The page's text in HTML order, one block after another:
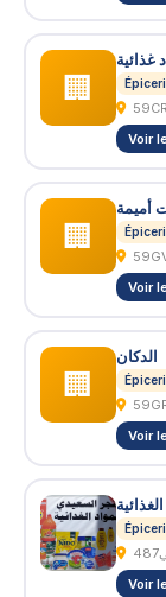
🏢
غذائية
Voir
🏢
أميمة
Voir
🏢
الدكان
Voir
Voir